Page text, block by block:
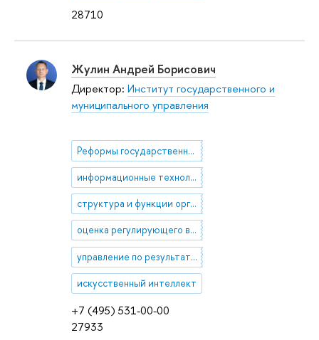
28710
+7 (495) 531-00-00
27933
Жулин Андрей Борисович
Директор: Институт государственного и
муниципального управления
Реформы государственного сектора
информационные технологии в государственном управлении
структура и функции органов власти
оценка регулирующего воздействия
управление по результатам
искусственный интеллект